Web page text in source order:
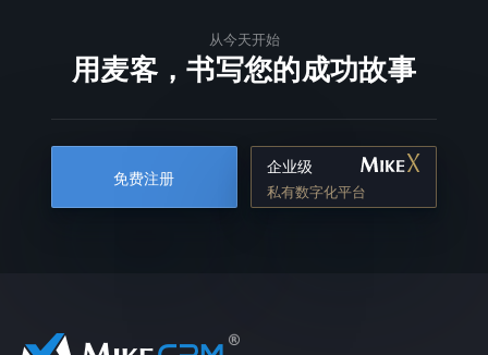
从今天开始
用麦客，书写您的成功故事
免费注册
企业级
私有数字化平台